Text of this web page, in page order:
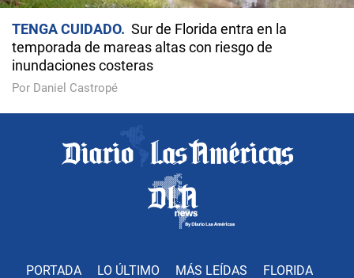
TENGA CUIDADO
Sur de Florida entra en la
temporada de mareas altas con riesgo de
inundaciones costeras
Por Daniel Castropé
PORTADA LO ÚLTIMO MÁS LEÍDAS FLORIDA